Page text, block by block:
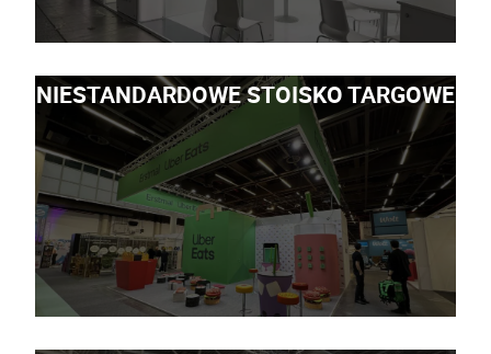
NIESTANDARDOWE STOISKO TARGOWE